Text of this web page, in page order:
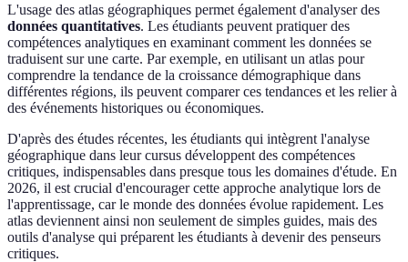
L'usage des atlas géographiques permet également d'analyser des
données quantitatives. Les étudiants peuvent pratiquer des
compétences analytiques en examinant comment les données se
traduisent sur une carte. Par exemple, en utilisant un atlas pour
comprendre la tendance de la croissance démographique dans
différentes régions, ils peuvent comparer ces tendances et les relier à
des événements historiques ou économiques.
D'après des études récentes, les étudiants qui intègrent l'analyse
géographique dans leur cursus développent des compétences
critiques, indispensables dans presque tous les domaines d'étude. En
2026, il est crucial d'encourager cette approche analytique lors de
l'apprentissage, car le monde des données évolue rapidement. Les
atlas deviennent ainsi non seulement de simples guides, mais des
outils d'analyse qui préparent les étudiants à devenir des penseurs
critiques.